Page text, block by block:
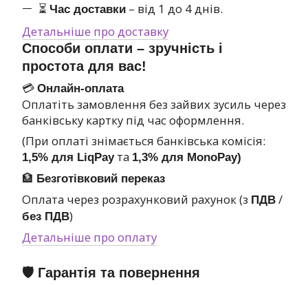
⏳ Час доставки – від 1 до 4 днів.
Детальніше про доставку
Способи оплати – зручність і
простота для вас!
💳 Онлайн-оплата
Оплатіть замовлення без зайвих зусиль через
банківську картку під час оформлення.
(При оплаті знімається банківська комісія:
1,5% для LiqPayта 1,3% для MonoPay)
🏦 Безготівковий переказ
Оплата через розрахунковий рахунок (з ПДВ /
без ПДВ)
Детальніше про оплату
🛡 Гарантія та повернення